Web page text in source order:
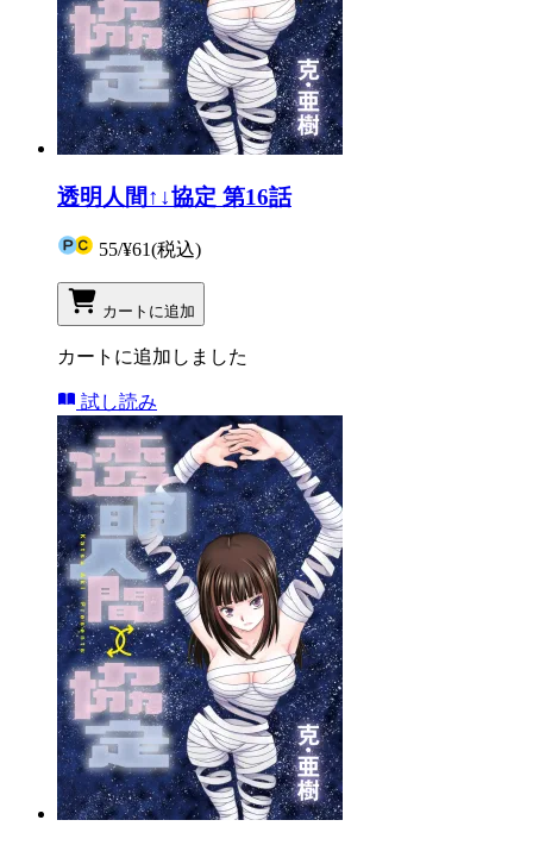
透明人間↑↓協定 第16話
55/¥61(税込)
カートに追加
カートに追加しました
試し読み